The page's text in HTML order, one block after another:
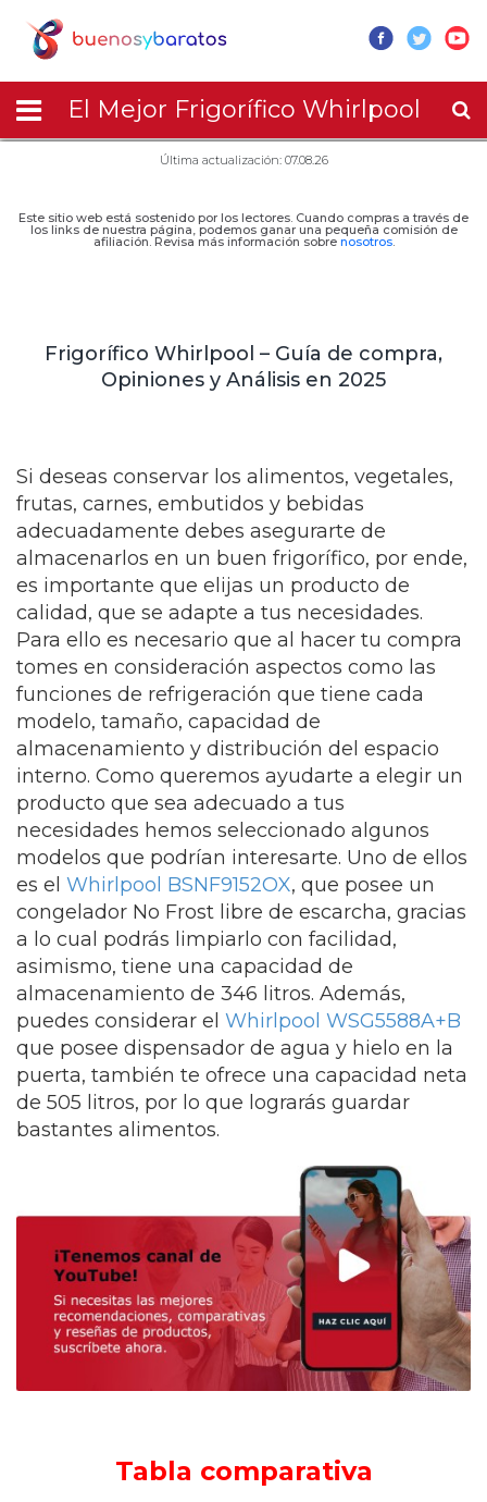
El Mejor Frigorífico Whirlpool
Última actualización: 07.08.26
Este sitio web está sostenido por los lectores. Cuando compras a través de
los links de nuestra página, podemos ganar una pequeña comisión de
afiliación. Revisa más información sobre nosotros.
Frigorífico Whirlpool – Guía de compra,
Opiniones y Análisis en 2025
Si deseas conservar los alimentos, vegetales,
frutas, carnes, embutidos y bebidas
adecuadamente debes asegurarte de
almacenarlos en un buen frigorífico, por ende,
es importante que elijas un producto de
calidad, que se adapte a tus necesidades.
Para ello es necesario que al hacer tu compra
tomes en consideración aspectos como las
funciones de refrigeración que tiene cada
modelo, tamaño, capacidad de
almacenamiento y distribución del espacio
interno. Como queremos ayudarte a elegir un
producto que sea adecuado a tus
necesidades hemos seleccionado algunos
modelos que podrían interesarte. Uno de ellos
es el Whirlpool BSNF9152OX, que posee un
congelador No Frost libre de escarcha, gracias
a lo cual podrás limpiarlo con facilidad,
asimismo, tiene una capacidad de
almacenamiento de 346 litros. Además,
puedes considerar el Whirlpool WSG5588A+B
que posee dispensador de agua y hielo en la
puerta, también te ofrece una capacidad neta
de 505 litros, por lo que lograrás guardar
bastantes alimentos.
Tabla comparativa